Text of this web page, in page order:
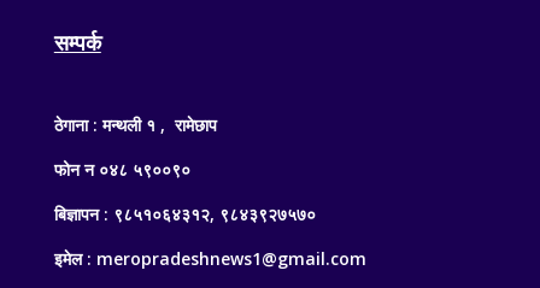
सम्पर्क
ठेगाना : मन्थली १ , रामेछाप
फोन न ०४८ ५९००९०
बिज्ञापन : ९८५१०६४३१२, ९८४३९२७५७०
इमेल : meropradeshnews1@gmail.com